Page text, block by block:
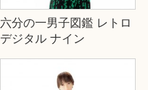
六分の一男子図鑑 レトロ
デジタル ナイン